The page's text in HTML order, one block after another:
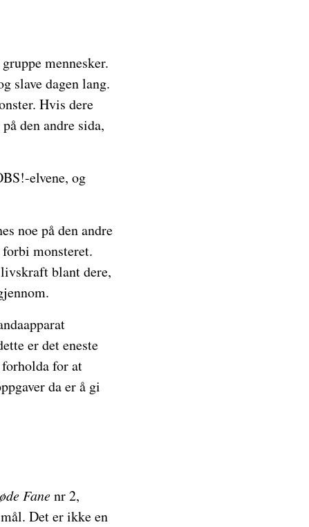
mennesker.
slave dagen lang.
Hvis dere
den andre sida,
elvene, og
noe på den andre
monsteret.
blant dere,
er det eneste
for at
da er å gi
Fanenr 2,
Det er ikke en